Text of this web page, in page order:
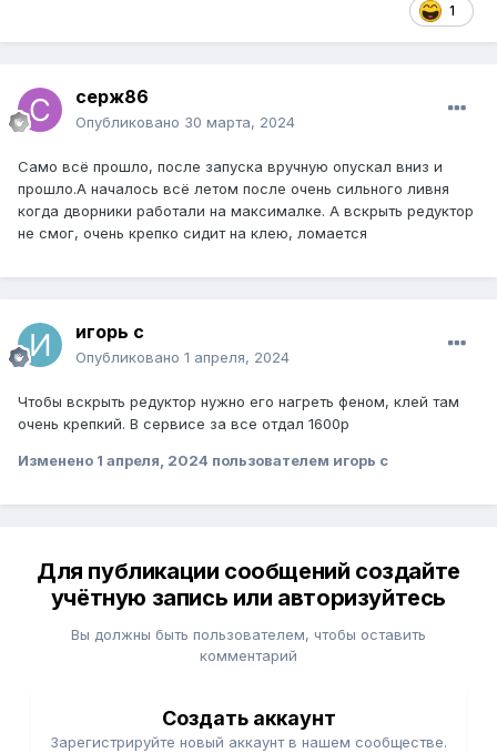
1
серж86
Опубликовано 30 марта, 2024
Cамо всё прошло, после запуска вручную опускал вниз и
прошло.А началось всё летом после очень сильного ливня
когда дворники работали на максималке. А вскрыть редуктор
не смог, очень крепко сидит на клею, ломается
игорь с
Опубликовано 1 апреля, 2024
Чтобы вскрыть редуктор нужно его нагреть феном, клей там
очень крепкий. В сервисе за все отдал 1600р
Изменено 1 апреля, 2024 пользователем игорь с
Для публикации сообщений создайте
учётную запись или авторизуйтесь
Вы должны быть пользователем, чтобы оставить
комментарий
Создать аккаунт
Зарегистрируйте новый аккаунт в нашем сообществе.